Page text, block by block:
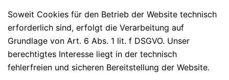
Soweit Cookies für den Betrieb der Website technisch
erforderlich sind, erfolgt die Verarbeitung auf
Grundlage von Art. 6 Abs. 1 lit. f DSGVO. Unser
berechtigtes Interesse liegt in der technisch
fehlerfreien und sicheren Bereitstellung der Website.